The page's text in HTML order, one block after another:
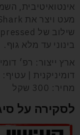
אינטואיטיבית,
בינוני עד מלא גוף.
ארץ ייצור: רפ׳
מחיר: 300 שקל
לסקירה על